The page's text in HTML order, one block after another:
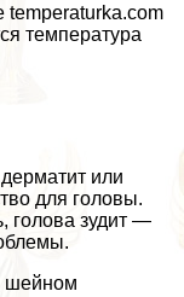
temperaturka.com
температура
или
для головы.
голова зудит —
шейном